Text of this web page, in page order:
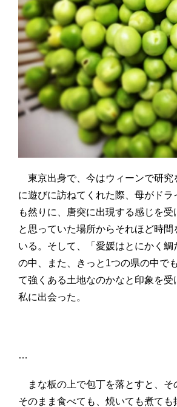
東京出身で、今はウィーンで研
に遊びに訪ねてくれた際、母がド
も然りに、唐突に出現する感じを
と思っていた場所からそれほど時
いる。そして、「愛媛はとにかく
の中、また、きっと1つの県の中で
て強くある土地なのかなと印象を受
私に出会った。
…
まな板の上で包丁を落とすと、
そのまま食べても、焼いても煮て